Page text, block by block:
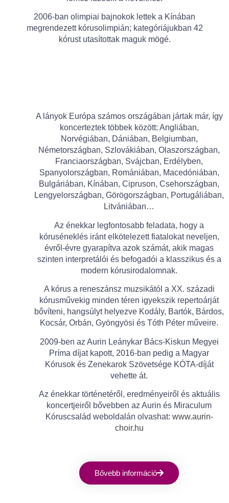
2006-ban olimpiai bajnokok lettek a Kínában
megrendezett kórusolimpián; kategóriájukban 42
kórust utasítottak maguk mögé.
A lányok Európa számos országában jártak már, így
koncerteztek többek között: Angliában,
Norvégiában, Dániában, Belgiumban,
Németországban, Szlovákiában, Olaszországban,
Franciaországban, Svájcban, Erdélyben,
Spanyolországban, Romániában, Macedóniában,
Bulgáriában, Kínában, Cipruson, Csehországban,
Lengyelországban, Görögországban, Portugáliában,
Litvániában…
Az énekkar legfontosabb feladata, hogy a
kóruséneklés iránt elkötelezett fiatalokat neveljen,
évről-évre gyarapítva azok számát, akik magas
szinten interpretálói és befogadói a klasszikus és a
modern kórusirodalomnak.
A kórus a reneszánsz muzsikától a XX. századi
kórusművekig minden téren igyekszik repertoárját
bővíteni, hangsúlyt helyezve Kodály, Bartók, Bárdos,
Kocsár, Orbán, Gyöngyösi és Tóth Péter műveire.
2009-ben az Aurin Leánykar Bács-Kiskun Megyei
Príma díjat kapott, 2016-ban pedig a Magyar
Kórusok és Zenekarok Szövetsége KÓTA-díját
vehette át.
Az énekkar történetéről, eredményeiről és aktuális
koncertjeiről bővebben az Aurin és Miraculum
Kóruscsalád weboldalán olvashat: www.aurin-
choir.hu
Bővebb információ